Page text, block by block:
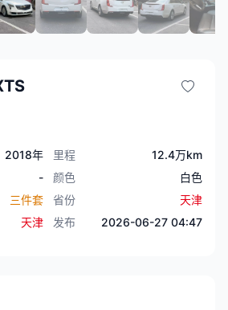
2018年 里程
12.4万km
- 颜色
白色
三件套 省份
天津
天津 发布 2026-06-27 04:47